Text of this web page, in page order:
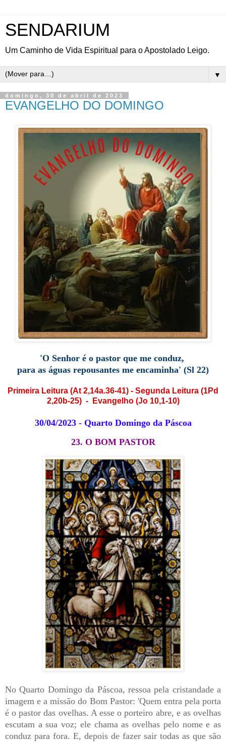
SENDARIUM
Um Caminho de Vida Espiritual para o Apostolado Leigo.
▼
domingo, 30 de abril de 2023
EVANGELHO DO DOMINGO
'O Senhor é o pastor que me conduz,
para as águas repousantes me encaminha' (Sl 22)
Primeira Leitura (At 2,14a.36-41) - Segunda Leitura (1Pd
2,20b-25) - Evangelho (Jo 10,1-10)
30/04/2023 - Quarto Domingo da Páscoa
23. O BOM PASTOR
No Quarto Domingo da Páscoa, ressoa pela cristandade a
imagem e a missão do Bom Pastor: 'Quem entra pela porta
é o pastor das ovelhas. A esse o porteiro abre, e as ovelhas
escutam a sua voz; ele chama as ovelhas pelo nome e as
conduz para fora. E, depois de fazer sair todas as que são